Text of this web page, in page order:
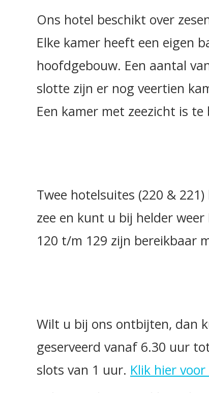
Ons hotel beschikt over
Elke kamer heeft een eigen
hoofdgebouw. Een aantal
slotte zijn er nog veertien
Een kamer met zeezicht is
Twee hotelsuites (220 &
zee en kunt u bij helder
120 t/m 129 zijn bereikbaar
Wilt u bij ons ontbijten, dan
geserveerd vanaf 6.30 uur
slots van 1 uur. Klik hier